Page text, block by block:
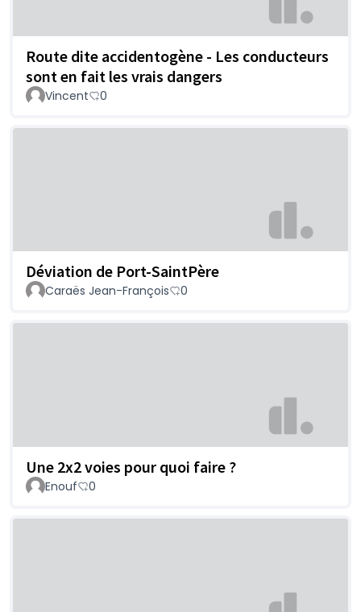
Route dite accidentogène - Les conducteurs
sont en fait les vrais dangers
Vincent 0
Déviation de Port-SaintPère
Caraës Jean-François 0
Une 2x2 voies pour quoi faire ?
Enouf 0